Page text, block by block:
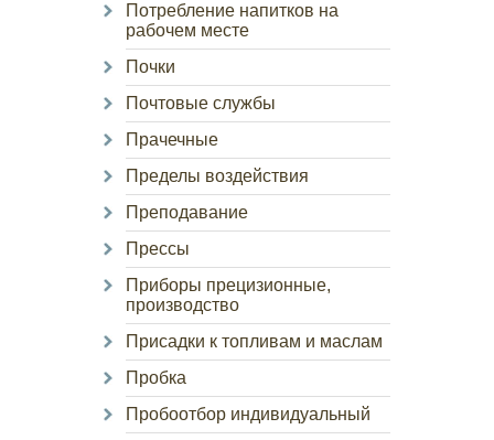
Потребление напитков на
рабочем месте
Почки
Почтовые службы
Прачечные
Пределы воздействия
Преподавание
Прессы
Приборы прецизионные,
производство
Присадки к топливам и маслам
Пробка
Пробоотбор индивидуальный